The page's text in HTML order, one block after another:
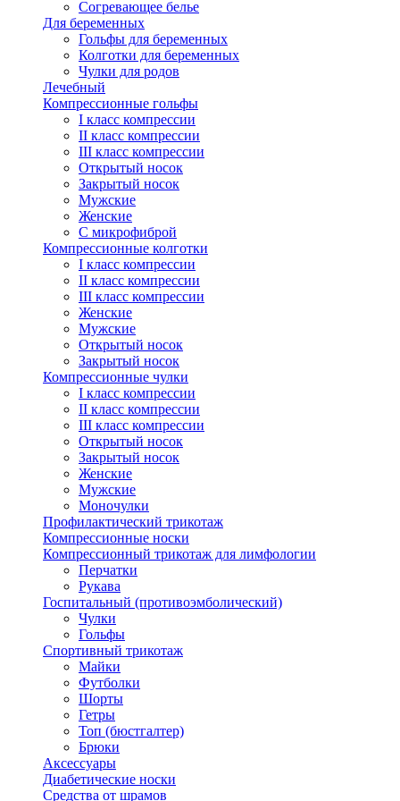
Согревающее белье
Для беременных
Гольфы для беременных
Колготки для беременных
Чулки для родов
Лечебный
Компрессионные гольфы
I класс компрессии
II класс компрессии
III класс компрессии
Открытый носок
Закрытый носок
Мужские
Женские
С микрофиброй
Компрессионные колготки
I класс компрессии
II класс компрессии
III класс компрессии
Женские
Мужские
Открытый носок
Закрытый носок
Компрессионные чулки
I класс компрессии
II класс компрессии
III класс компрессии
Открытый носок
Закрытый носок
Женские
Мужские
Моночулки
Профилактический трикотаж
Компрессионные носки
Компрессионный трикотаж для лимфологии
Перчатки
Рукава
Госпитальный (противоэмболический)
Чулки
Гольфы
Спортивный трикотаж
Майки
Футболки
Шорты
Гетры
Топ (бюстгалтер)
Брюки
Аксессуары
Диабетические носки
Средства от шрамов